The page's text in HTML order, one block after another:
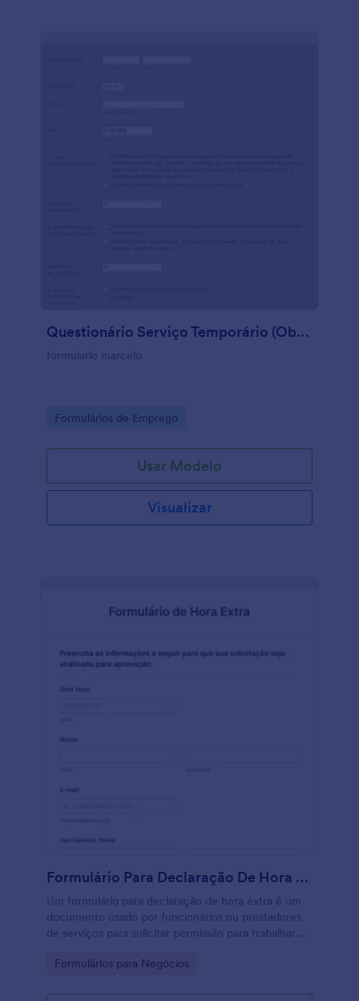
Questionário Serviço Temporário (Obrigatório)
formulario marcelo
Go to Category:
Formulários de Emprego
Usar Modelo
Visualizar
Formulário Para Declaração De Hora Extra
Um formulário para declaração de hora extra é um
documento usado por funcionários ou prestadores
de serviços para solicitar permissão para trabalhar
Go to Category:
Formulários para Negócios